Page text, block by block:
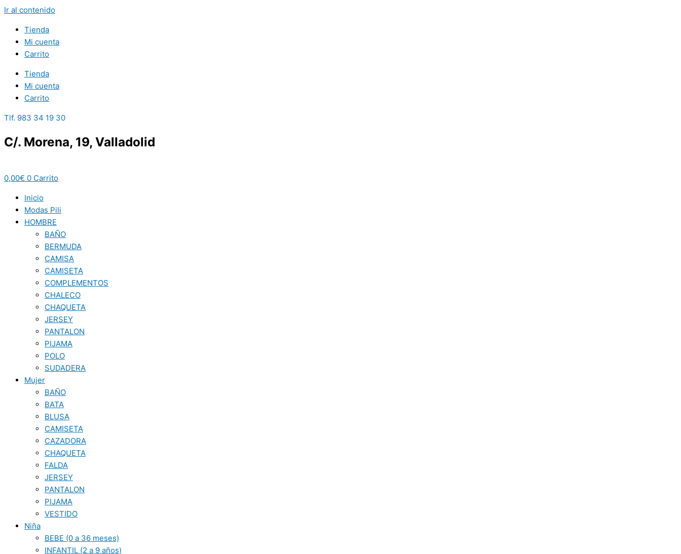
Ir al contenido
Tienda
Mi cuenta
Carrito
Tienda
Mi cuenta
Carrito
Tlf. 983 34 19 30
C/. Morena, 19, Valladolid
0,00€ 0 Carrito
Inicio
Modas Pili
HOMBRE
BAÑO
BERMUDA
CAMISA
CAMISETA
COMPLEMENTOS
CHALECO
CHAQUETA
JERSEY
PANTALON
PIJAMA
POLO
SUDADERA
Mujer
BAÑO
BATA
BLUSA
CAMISETA
CAZADORA
CHAQUETA
FALDA
JERSEY
PANTALON
PIJAMA
VESTIDO
Niña
BEBE (0 a 36 meses)
INFANTIL (2 a 9 años)